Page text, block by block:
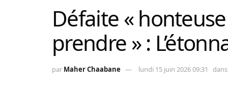
Défaite «
prendre » :
par Maher Chaabane lundi 15 juin 2026 09:31 dans